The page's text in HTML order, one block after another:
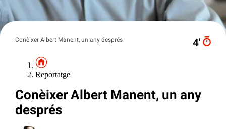
Conèixer Albert Manent, un any després 4′
Reportatge
Conèixer Albert Manent, un any
després